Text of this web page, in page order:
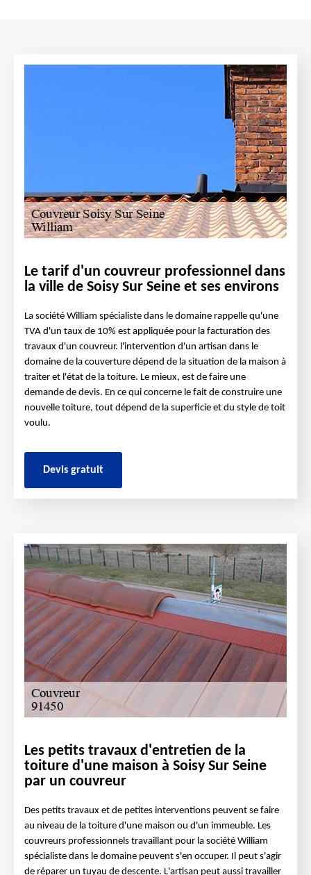
Le tarif d'un couvreur professionnel dans
la ville de Soisy Sur Seine et ses environs
La société William spécialiste dans le domaine rappelle qu'une
TVA d'un taux de 10% est appliquée pour la facturation des
travaux d'un couvreur. l'intervention d'un artisan dans le
domaine de la couverture dépend de la situation de la maison à
traiter et l'état de la toiture. Le mieux, est de faire une
demande de devis. En ce qui concerne le fait de construire une
nouvelle toiture, tout dépend de la superficie et du style de toit
voulu.
Devis gratuit
Les petits travaux d'entretien de la
toiture d'une maison à Soisy Sur Seine
par un couvreur
Des petits travaux et de petites interventions peuvent se faire
au niveau de la toiture d'une maison ou d'un immeuble. Les
couvreurs professionnels travaillant pour la société William
spécialiste dans le domaine peuvent s'en occuper. Il peut s'agir
de réparer un tuyau de descente. L'artisan peut aussi travailler